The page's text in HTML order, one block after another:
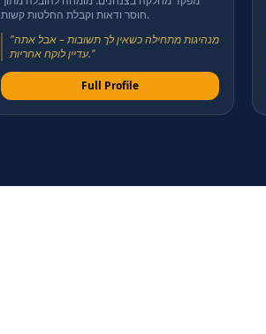
חוסר ודאות וקבלת החלטות קשות.
"מנהיגות מתחילה כשאין לך תשובות – אבל אתה
עדיין לוקח אחריות."
Full Profile